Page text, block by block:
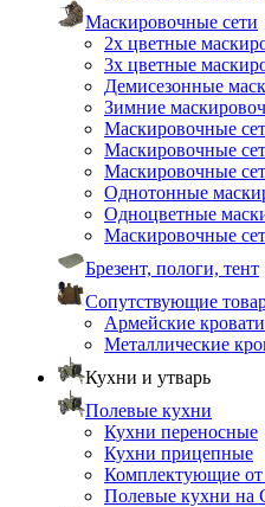
Маскировочные сети
2х цветные
3х цветные
Демисезонные
Зимние
Маскировочные
Маскировочные
Маскировочные
Однотонные
Одноцветные
Маскировочные
Брезент, пологи, тент
Сопутствующие
Армейские кровати
Металлические
Кухни и утварь
Полевые кухни
Кухни переносные
Кухни прицепные
Комплектующие от
Полевые кухни